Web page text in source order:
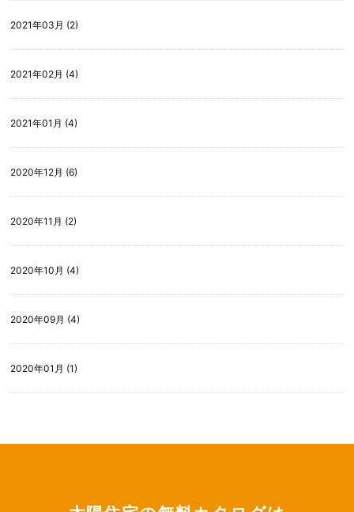
2021年03月 (2)
2021年02月 (4)
2021年01月 (4)
2020年12月 (6)
2020年11月 (2)
2020年10月 (4)
2020年09月 (4)
2020年01月 (1)